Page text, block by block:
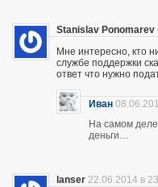
Stanislav Ponomarev
Мне интересно, кто
службе поддержки
ответ что нужно
Иван
На самом деле
деньги…
lanser 22.06.2014 в